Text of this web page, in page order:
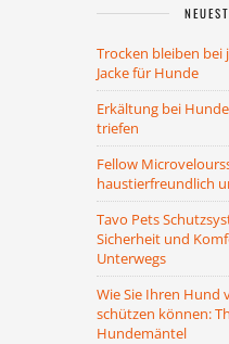
Trocken bleiben bei
Jacke für Hunde
Erkältung bei
triefen
Fellow
haustierfreundlich
Tavo Pets
Sicherheit und
Unterwegs
Wie Sie Ihren Hund
schützen können:
Hundemäntel